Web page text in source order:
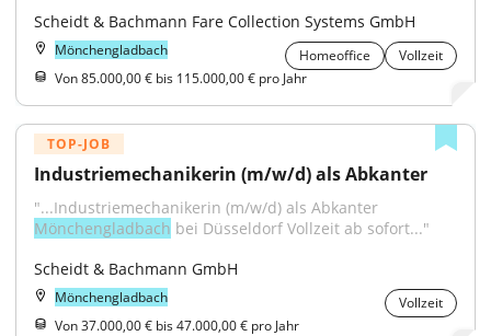
Scheidt & Bachmann Fare Collection Systems GmbH
Mönchengladbach Homeoffice
Vollzeit
Von 85.000,00 € bis 115.000,00 € pro Jahr
TOP-JOB
Industriemechanikerin (m/w/d) als Abkanter
Mönchengladbach bei Düsseldorf Vollzeit ab sofort..."
Scheidt & Bachmann GmbH
Mönchengladbach
Vollzeit
Von 37.000,00 € bis 47.000,00 € pro Jahr